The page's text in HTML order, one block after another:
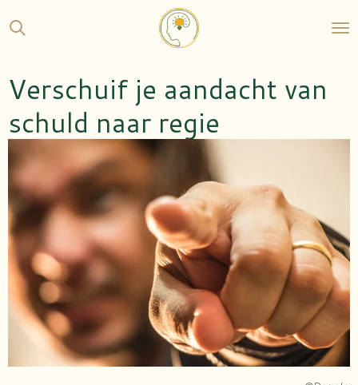
direct
hoofdinhoud
Verschuif je aandacht van
schuld naar regie